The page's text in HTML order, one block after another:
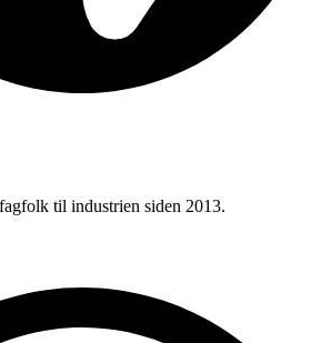
til industrien siden 2013.